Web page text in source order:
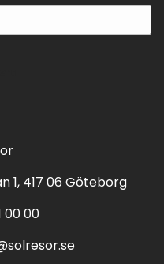
1, 417 06 Göteborg
00 00